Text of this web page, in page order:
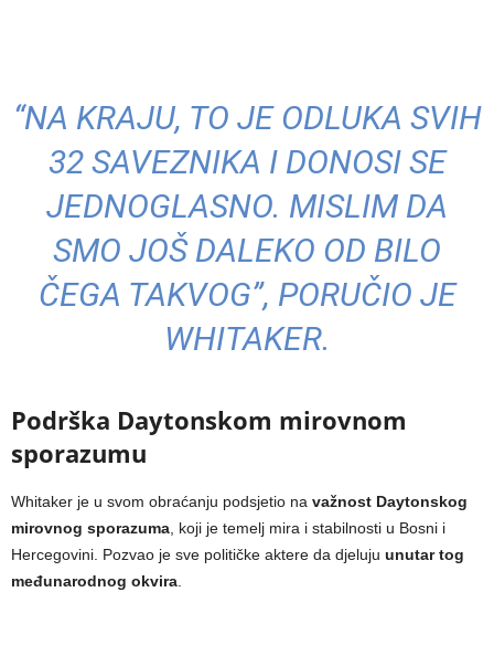
“NA KRAJU, TO JE ODLUKA SVIH
32 SAVEZNIKA I DONOSI SE
JEDNOGLASNO. MISLIM DA
SMO JOŠ DALEKO OD BILO
ČEGA TAKVOG”, PORUČIO JE
WHITAKER.
Podrška Daytonskom mirovnom
sporazumu
Whitaker je u svom obraćanju podsjetio na važnost Daytonskog
mirovnog sporazuma, koji je temelj mira i stabilnosti u Bosni i
Hercegovini. Pozvao je sve političke aktere da djeluju unutar tog
međunarodnog okvira.